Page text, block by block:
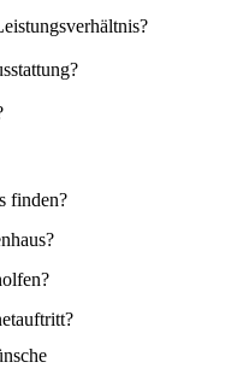
finden?